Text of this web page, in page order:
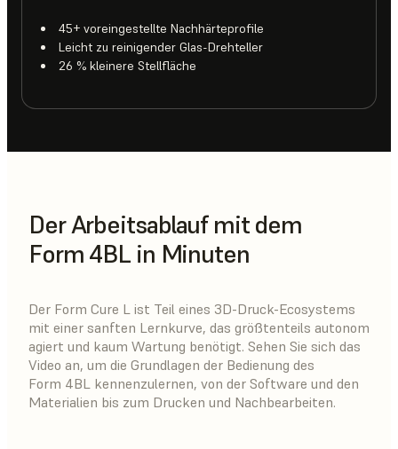
45+ voreingestellte Nachhärteprofile
Leicht zu reinigender Glas-Drehteller
26 % kleinere Stellfläche
Der Arbeitsablauf mit dem
Form 4BL in Minuten
Der Form Cure L ist Teil eines 3D-Druck-Ecosystems
mit einer sanften Lernkurve, das größtenteils autonom
agiert und kaum Wartung benötigt. Sehen Sie sich das
Video an, um die Grundlagen der Bedienung des
Form 4BL kennenzulernen, von der Software und den
Materialien bis zum Drucken und Nachbearbeiten.